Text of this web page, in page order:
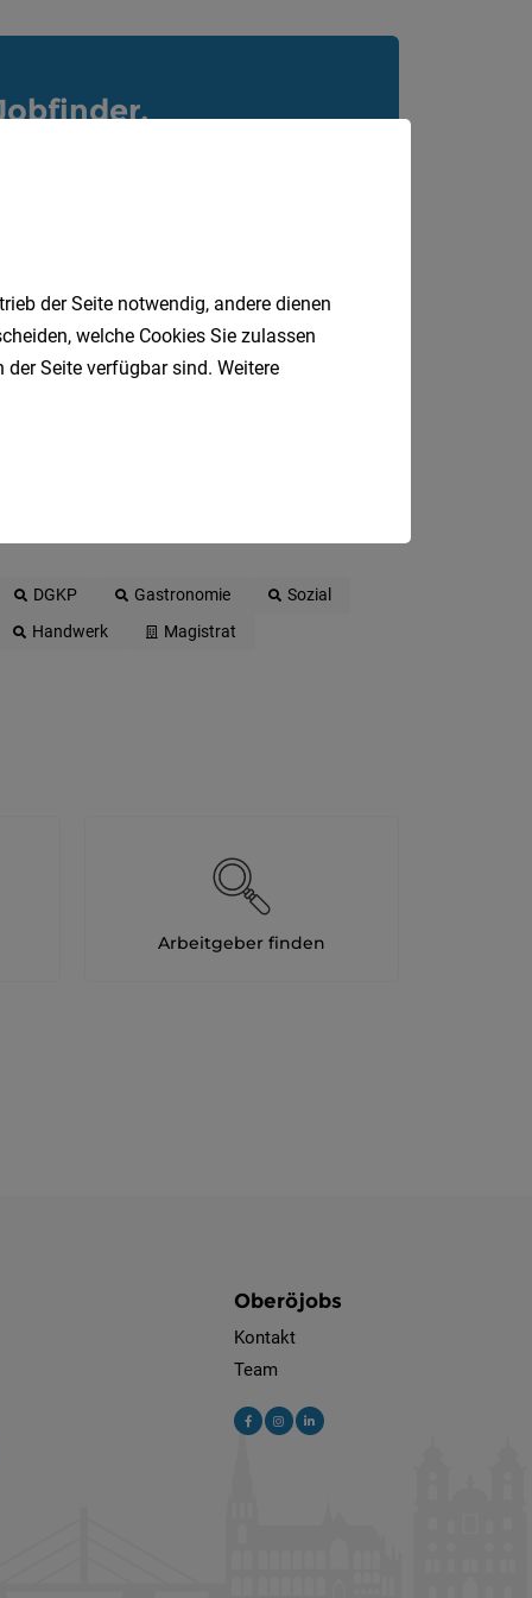
DGKP Gastronomie
Sozial
Handwerk
Magistrat
Arbeitgeber finden
Oberöjobs
Kontakt
Team
der Seite notwendig, andere dienen
welche Cookies Sie zulassen
Seite verfügbar sind. Weitere